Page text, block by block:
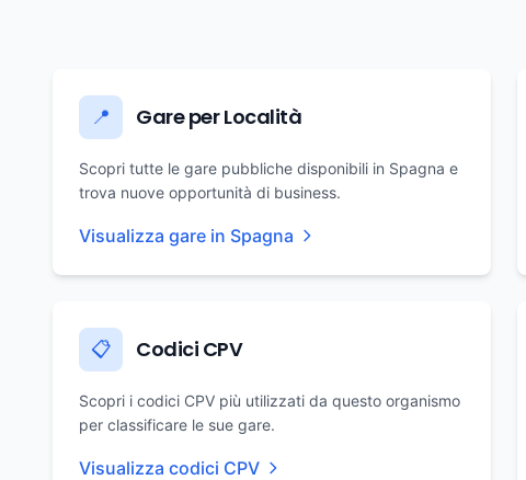
📍 Gare per Località
Scopri tutte le gare pubbliche disponibili in Spagna e
trova nuove opportunità di business.
Visualizza gare in Spagna
📋 Codici CPV
Scopri i codici CPV più utilizzati da questo organismo
per classificare le sue gare.
Visualizza codici CPV